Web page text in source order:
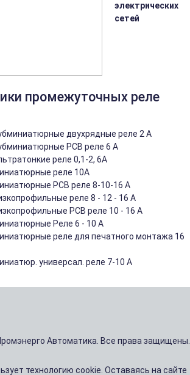
электрических
сетей
промежуточных реле
двухрядные реле 2 A
PCB реле 6 A
реле 0,1-2, 6A
реле 10А
PCB реле 8-10-16 A
реле 8 - 12 - 16 A
PCB реле 10 - 16 A
Реле 6 - 10 A
реле для печатного монтажа 16
универсал. реле 7-10 A
Автоматика. Все права защищены.
технологию cookie. Оставаясь на сайте